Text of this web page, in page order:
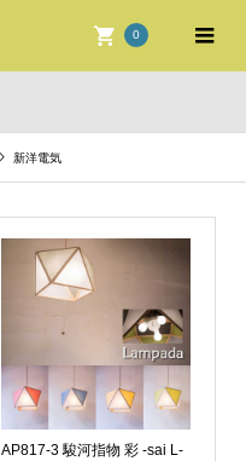
0
新洋電気
AP817-3 駿河指物 彩 -sai L-